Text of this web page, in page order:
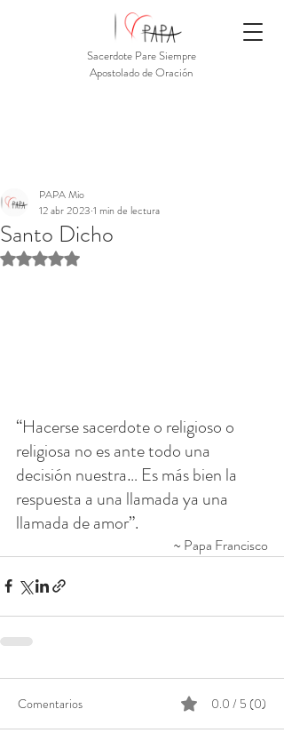
Sacerdote Pare Siempre
Apostolado de Oración
Santo Dicho
PAPA Mio
12 abr 2023 1 min de lectura
Obtuvo NaN de 5 estrellas.
“Hacerse sacerdote o religioso o
religiosa no es ante todo una
decisión nuestra… Es más bien la
respuesta a una llamada ya una
llamada de amor”.
~ Papa Francisco
Comentarios 0.0 / 5 (0)